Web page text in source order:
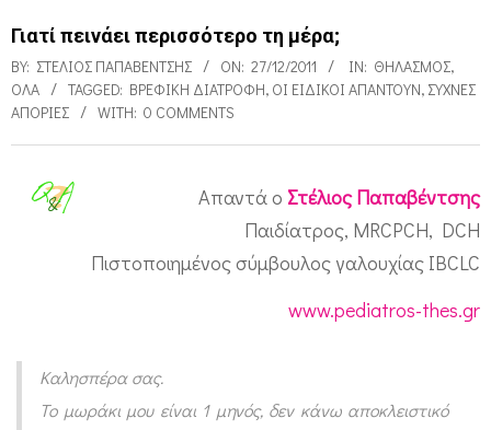
Γιατί πεινάει περισσότερο τη μέρα;
BY: ΣΤΈΛΙΟΣ ΠΑΠΑΒΈΝΤΣΗΣ ON: 27/12/2011 IN: ΘΗΛΑΣΜΌΣ,
ΌΛΑ
TAGGED: ΒΡΕΦΙΚΉ ΔΙΑΤΡΟΦΉ, ΟΙ ΕΙΔΙΚΟΊ ΑΠΑΝΤΟΎΝ, ΣΥΧΝΈΣ
ΑΠΟΡΊΕΣ
WITH: 0 COMMENTS
ί
Απαντά ο Στέλιος Παπαβέντσης
Παιδίατρος, MRCPCH, DCH
Πιστοποιημένος σύμβουλος γαλουχίας IBCLC
www.pediatros-thes.gr
Καλησπέρα σας.
Το μωράκι μου είναι 1 μηνός, δεν κάνω αποκλειστικό